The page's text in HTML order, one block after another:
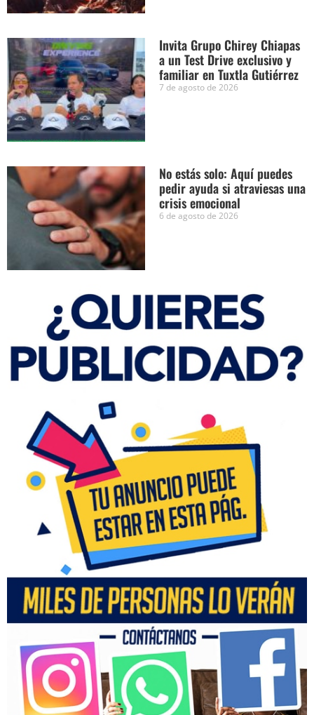
Invita Grupo Chirey Chiapas
a un Test Drive exclusivo y
familiar en Tuxtla Gutiérrez
7 de agosto de 2026
No estás solo: Aquí puedes
pedir ayuda si atraviesas una
crisis emocional
6 de agosto de 2026